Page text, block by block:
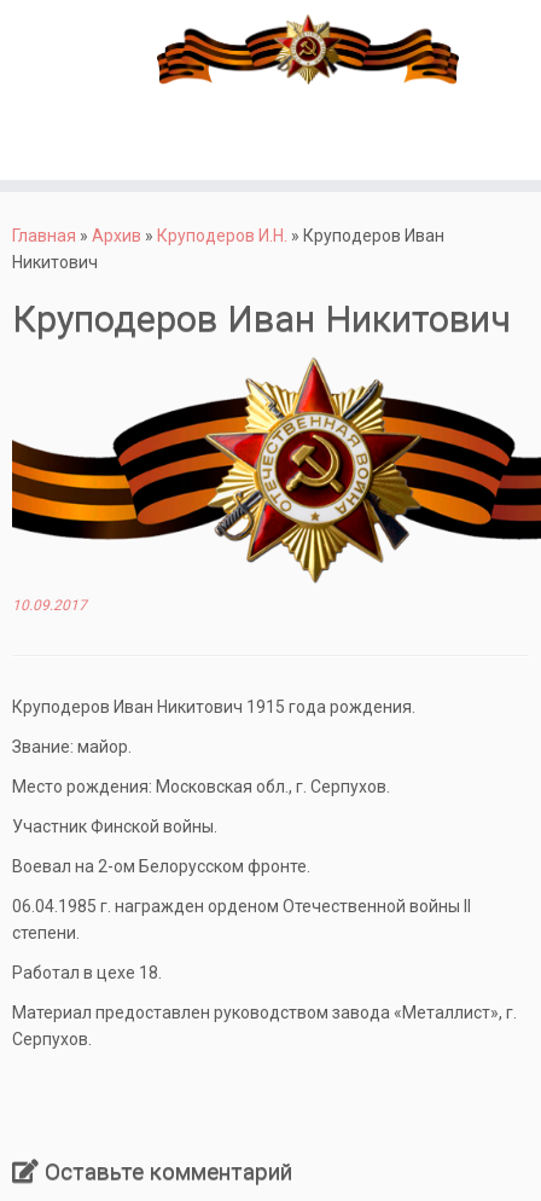
содержимому
Главная » Архив » Круподеров И.Н. » Круподеров Иван
Никитович
Круподеров Иван Никитович
10.09.2017
Круподеров Иван Никитович 1915 года рождения.
Звание: майор.
Место рождения: Московская обл., г. Серпухов.
Участник Финской войны.
Воевал на 2-ом Белорусском фронте.
06.04.1985 г. награжден орденом Отечественной войны II
степени.
Работал в цехе 18.
Материал предоставлен руководством завода «Металлист», г.
Серпухов.
Оставьте комментарий